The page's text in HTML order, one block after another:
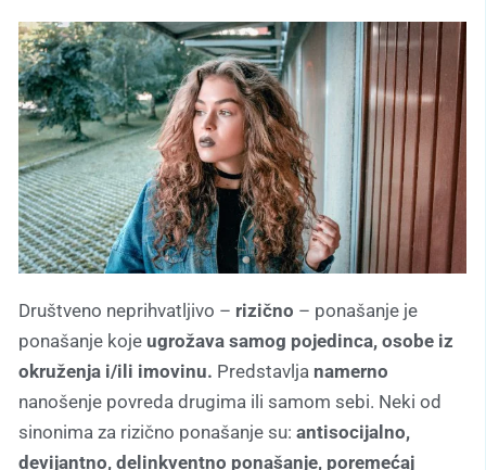
Društveno neprihvatljivo – rizično – ponašanje je
ponašanje koje ugrožava samog pojedinca, osobe iz
okruženja i/ili imovinu. Predstavlja namerno
nanošenje povreda drugima ili samom sebi. Neki od
sinonima za rizično ponašanje su: antisocijalno,
devijantno, delinkventno ponašanje, poremećaj